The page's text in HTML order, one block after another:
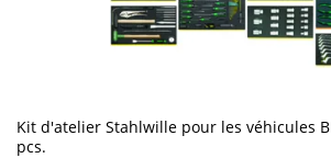
Kit d'atelier Stahlwille pour les véhicules
pcs.